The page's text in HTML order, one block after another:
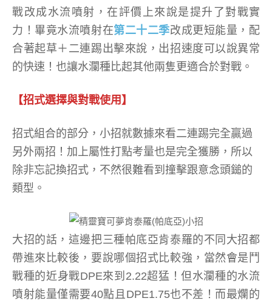
戰改成水流噴射，在評價上來說是提升了對戰實
力！畢竟水流噴射在第二十二季改成更短能量，配
合著起草＋二連踢出擊來說，出招速度可以說異常
的快速！也讓水瀾種比起其他兩隻更適合於對戰。
【招式選擇與對戰使用】
招式組合的部分，小招就數據來看二連踢完全贏過
另外兩招！加上屬性打點考量也是完全獲勝，所以
除非忘記換招式，不然很難看到撞擊跟意念頭鎚的
類型。
大招的話，這邊把三種帕底亞肯泰羅的不同大招都
帶進來比較後，要說哪個招式比較強，當然會是鬥
戰種的近身戰DPE來到2.22超猛！但水瀾種的水流
噴射能量僅需要40點且DPE1.75也不差！而最爛的